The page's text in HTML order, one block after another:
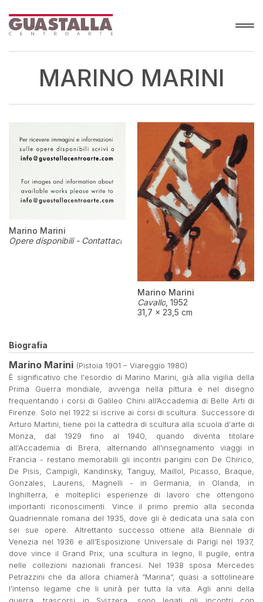
MARINO MARINI
Marino Marini
Opere disponibili - Contattaci
Marino Marini
Cavallo 1952
31,7 × 23,5 cm
Biografia
Marino Marini (Pistoia 1901 – Viareggio 1980)
È significativo che l'esordio di Marino Marini, già alla vigilia della
Prima Guerra mondiale, avvenga nella pittura e nel disegno
frequentando i corsi di Galileo Chini all’Accademia di Belle Arti di
Firenze. Solo nel 1922 si iscrive ai corsi di scultura. Successore di
Arturo Martini, tiene poi la cattedra di scultura alla scuola d'arte di
Monza, dal 1929 fino al 1940, quando diventa titolare
all'Accademia di Brera, alternando all'insegnamento viaggi in
Francia - restano memorabili gli incontri parigini con De Chirico,
De Pisis, Campigli, Kandinsky, Tanguy, Maillol, Picasso, Braque,
Gonzales, Laurens, Magnelli - in Germania, in Olanda, in
Inghilterra, e molteplici esperienze di lavoro che ottengono
importanti riconoscimenti. Vince il primo premio alla seconda
Quadriennale romana del 1935, dove gli è dedicata una sala con
sei sue opere. Altrettanto successo ottiene alla Biennale di
Venezia nel 1936 e all’Esposizione Universale di Parigi nel 1937,
dove vince il Grand Prix; una scultura in legno, Il pugile, entra
nelle collezioni nazionali francesi. Nel 1938 sposa Mercedes
Petrazzini che da allora chiamerà “Marina”, quasi a sottolineare
l’intenso legame che li unirà per tutta la vita. Agli anni della